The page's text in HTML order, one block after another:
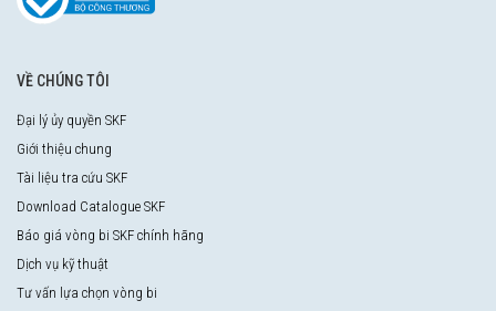
VỀ CHÚNG TÔI
Đại lý ủy quyền SKF
Giới thiệu chung
Tài liệu tra cứu SKF
Download Catalogue SKF
Báo giá vòng bi SKF chính hãng
Dịch vụ kỹ thuật
Tư vấn lựa chọn vòng bi